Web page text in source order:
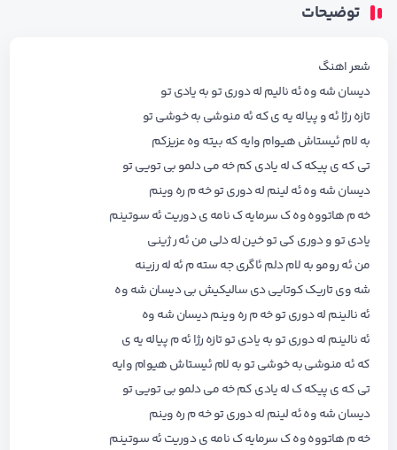
توضیحات
شعر اهنگ
دیسان شه وه ئه نالیم له دوری تو به یادی تو
تازه رژا ئه و پیاله یه ی که ئه منوشی به خوشی تو
به لام ئیستاش هیوام وایه که بیته وه عزیزکم
تی که ی پیکه ک له یادی کم خه می دلمو بی تویی تو
دیسان شه وه ئه لینم له دوری تو خه م ره وینم
خه م هاتووه وه ک سرمایه ک نامه ی دوریت ئه سوتینم
یادی تو و دوری کی تو خین له دلی من ئه ر ژینی
من ئه رومو به لام دلم ئاگری جه سته م ئه له رزینه
شه وی تاریک کوتایی دی سالیکیش بی دیسان شه وه
ئه نالینم له دوری تو خه م ره وینم دیسان شه وه
ئه نالینم له دوری تو به یادی تو تازه رژا ئه م پیاله یه ی
که ئه منوشی به خوشی تو به لام ئیستاش هیوام وایه
تی که ی پیکه ک له یادی کم خه می دلمو بی تویی تو
دیسان شه وه ئه لینم له دوری تو خه م ره وینم
خه م هاتووه وه ک سرمایه ک نامه ی دوریت ئه سوتینم